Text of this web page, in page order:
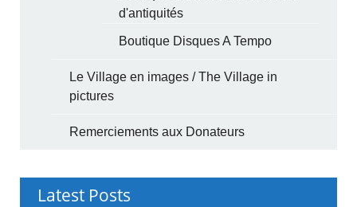
d'antiquités
Boutique Disques A Tempo
Le Village en images / The Village in
pictures
Remerciements aux Donateurs
Latest Posts